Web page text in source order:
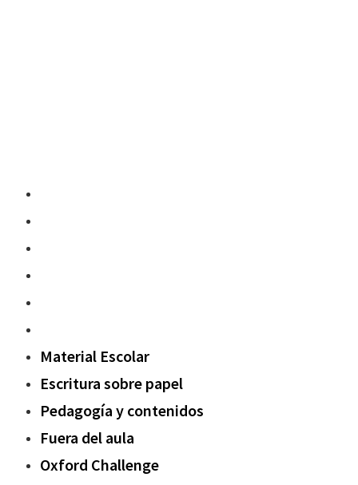
Material Escolar
Escritura sobre papel
Pedagogía y contenidos
Fuera del aula
Oxford Challenge